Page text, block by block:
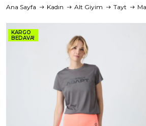
Ana Sayfa Kadın Alt Giyim Tayt
KARGO
BEDAVA!